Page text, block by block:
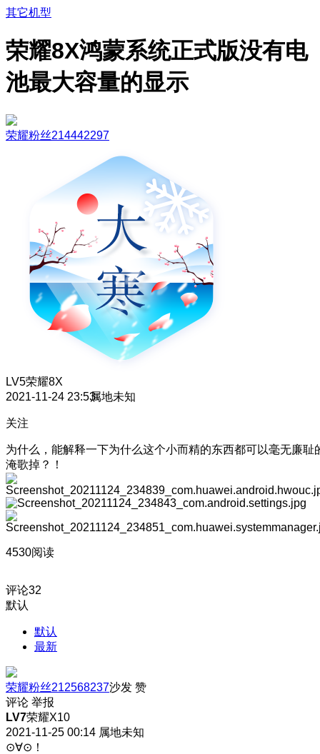
其它机型
荣耀8X鸿蒙系统正式版没有电
池最大容量的显示
荣耀粉丝214442297
LV5荣耀8X
2021-11-24 23:53属地未知
关注
为什么，能解释一下为什么这个小而精的东西都可以毫无廉耻
淹歌掉？！
4530阅读
评论32
默认
默认
最新
荣耀粉丝212568237沙发 赞
评论 举报
LV7荣耀X10
2021-11-25 00:14 属地未知
⊙∀⊙！